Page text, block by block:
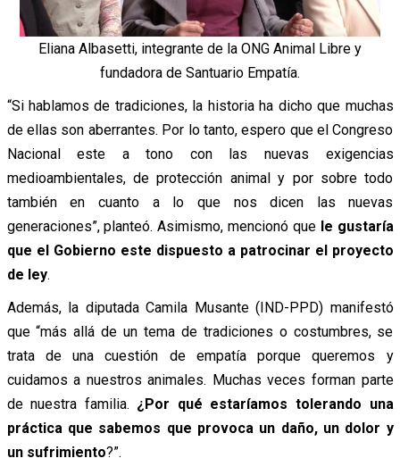
Eliana Albasetti, integrante de la ONG Animal Libre y
fundadora de Santuario Empatía.
“Si hablamos de tradiciones, la historia ha dicho que muchas
de ellas son aberrantes. Por lo tanto, espero que el Congreso
Nacional este a tono con las nuevas exigencias
medioambientales, de protección animal y por sobre todo
también en cuanto a lo que nos dicen las nuevas
generaciones”, planteó. Asimismo, mencionó que le gustaría
que el Gobierno este dispuesto a patrocinar el proyecto
de ley.
Además, la diputada Camila Musante (IND-PPD) manifestó
que “más allá de un tema de tradiciones o costumbres, se
trata de una cuestión de empatía porque queremos y
cuidamos a nuestros animales. Muchas veces forman parte
de nuestra familia. ¿Por qué estaríamos tolerando una
práctica que sabemos que provoca un daño, un dolor y
un sufrimiento?”.